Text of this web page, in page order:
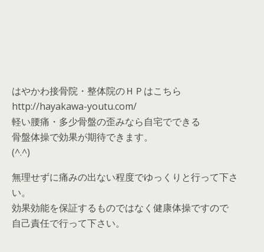
はやかわ接骨院・整体院のＨＰはこちら
http://hayakawa-youtu.com/
軽い腰痛・多少骨盤の歪みなら自宅でできる
骨盤体操で効果が期待できます。
(^.^)
無理せずに痛みの出ない程度でゆっくりと行って下さ
い。
効果効能を保証するものではなく健康体操ですので
自己責任で行って下さい。